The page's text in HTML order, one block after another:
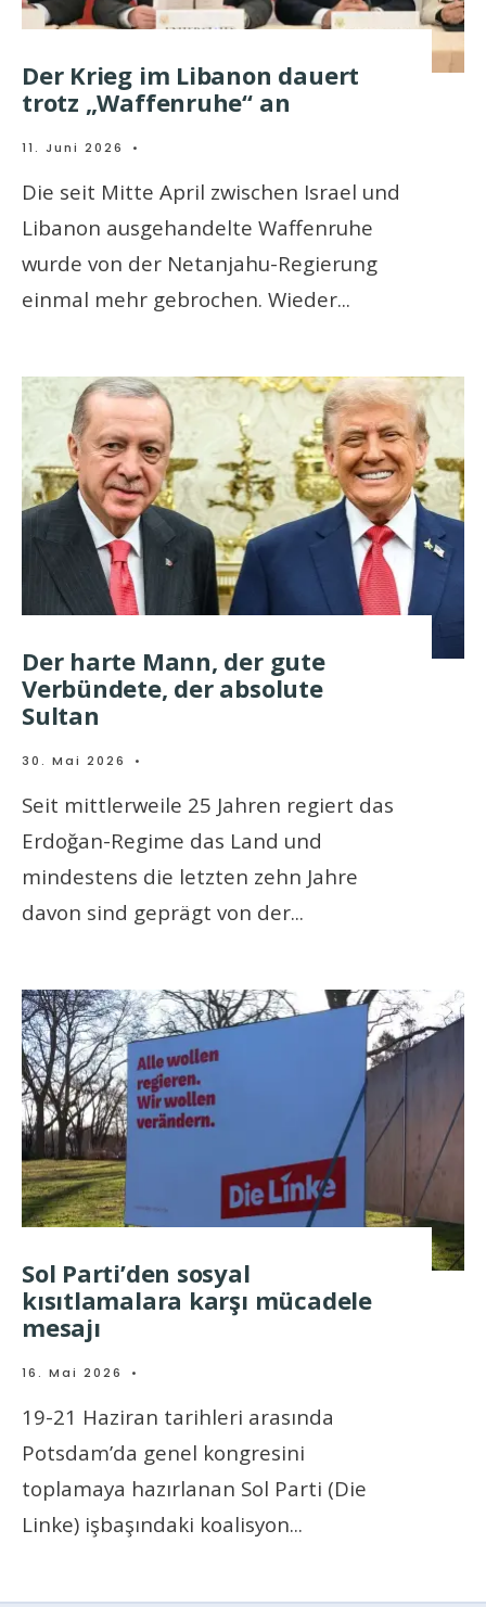
Der Krieg im Libanon dauert
trotz „Waffenruhe“ an
11. Juni 2026 •
Die seit Mitte April zwischen Israel und
Libanon ausgehandelte Waffenruhe
wurde von der Netanjahu-Regierung
einmal mehr gebrochen. Wieder...
Der harte Mann, der gute
Verbündete, der absolute
Sultan
30. Mai 2026 •
Seit mittlerweile 25 Jahren regiert das
Erdoğan-Regime das Land und
mindestens die letzten zehn Jahre
davon sind geprägt von der...
Sol Parti’den sosyal
kısıtlamalara karşı mücadele
mesajı
16. Mai 2026 •
19-21 Haziran tarihleri arasında
Potsdam’da genel kongresini
toplamaya hazırlanan Sol Parti (Die
Linke) işbaşındaki koalisyon...